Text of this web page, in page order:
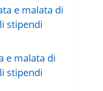
e malata di
stipendi